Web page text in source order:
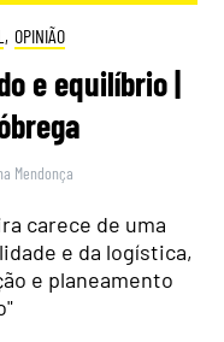
, OPINIÃO
e equilíbrio |
Mendonça
carece de uma
e da logística,
e planeamento